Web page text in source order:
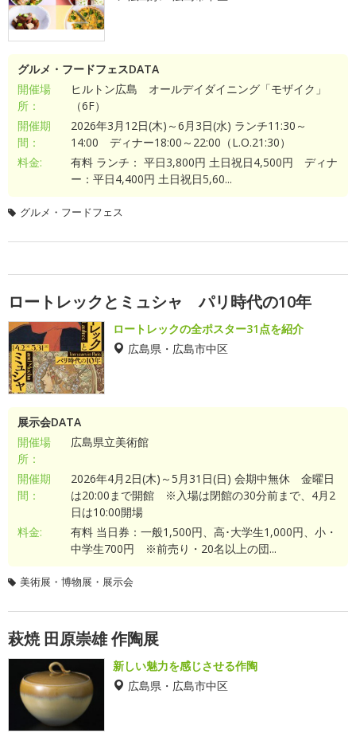
グルメ・フードフェスDATA
開催場
所：
ヒルトン広島 オールデイダイニング「モザイク」
（6F）
開催期
間：
2026年3月12日(木)～6月3日(水) ランチ11:30～
14:00 ディナー18:00～22:00（L.O.21:30）
料金:
有料 ランチ： 平日3,800円 土日祝日4,500円 ディナ
ー：平日4,400円 土日祝日5,60...
グルメ・フードフェス
ロートレックとミュシャ パリ時代の10年
ロートレックの全ポスター31点を紹介
広島県・広島市中区
展示会DATA
開催場
所：
広島県立美術館
開催期
間：
2026年4月2日(木)～5月31日(日) 会期中無休 金曜日
は20:00まで開館 ※入場は閉館の30分前まで、4月2
日は10:00開場
料金:
有料 当日券：一般1,500円、高･大学生1,000円、小・
中学生700円 ※前売り・20名以上の団...
美術展・博物展・展示会
萩焼 田原崇雄 作陶展
新しい魅力を感じさせる作陶
広島県・広島市中区